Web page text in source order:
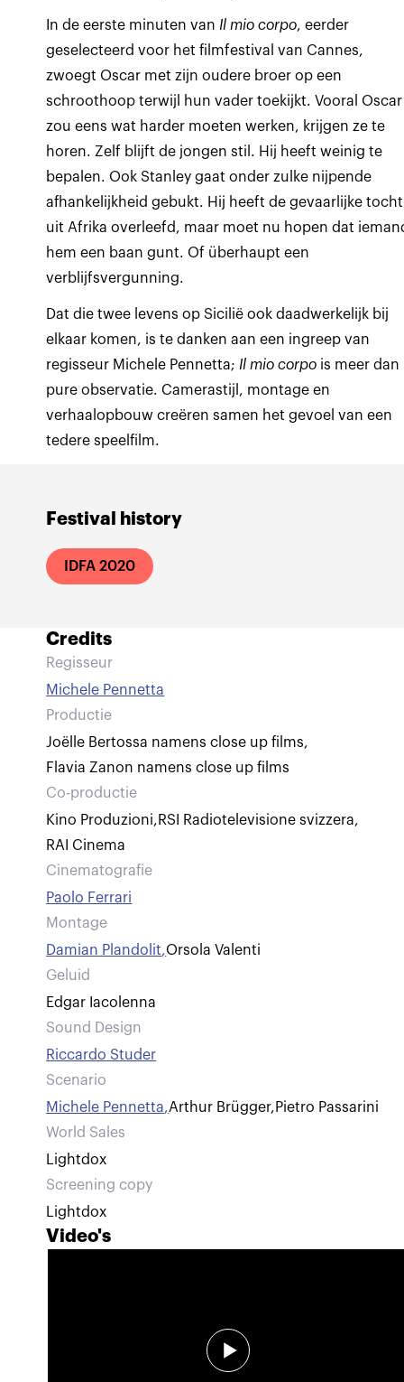
Festival history
IDFA 2020
In de eerste minuten van Il mio corpo, eerder
geselecteerd voor het filmfestival van Cannes,
zwoegt Oscar met zijn oudere broer op een
schroothoop terwijl hun vader toekijkt. Vooral Oscar
zou eens wat harder moeten werken, krijgen ze te
horen. Zelf blijft de jongen stil. Hij heeft weinig te
bepalen. Ook Stanley gaat onder zulke nijpende
afhankelijkheid gebukt. Hij heeft de gevaarlijke tocht
uit Afrika overleefd, maar moet nu hopen dat
hem een baan gunt. Of überhaupt een
verblijfsvergunning.
Dat die twee levens op Sicilië ook daadwerkelijk bij
elkaar komen, is te danken aan een ingreep van
regisseur Michele Pennetta; Il mio corpo is meer dan
pure observatie. Camerastijl, montage en
verhaalopbouw creëren samen het gevoel van een
tedere speelfilm.
Credits
Regisseur
Michele Pennetta
Productie
Joëlle Bertossa namens close up films,
Flavia Zanon namens close up films
Co-productie
Kino Produzioni,RSI Radiotelevisione svizzera,
RAI Cinema
Cinematografie
Paolo Ferrari
Montage
Damian Plandolit,Orsola Valenti
Geluid
Edgar Iacolenna
Sound Design
Riccardo Studer
Scenario
Michele Pennetta,Arthur Brügger,Pietro Passarini
World Sales
Lightdox
Screening copy
Lightdox
Video's